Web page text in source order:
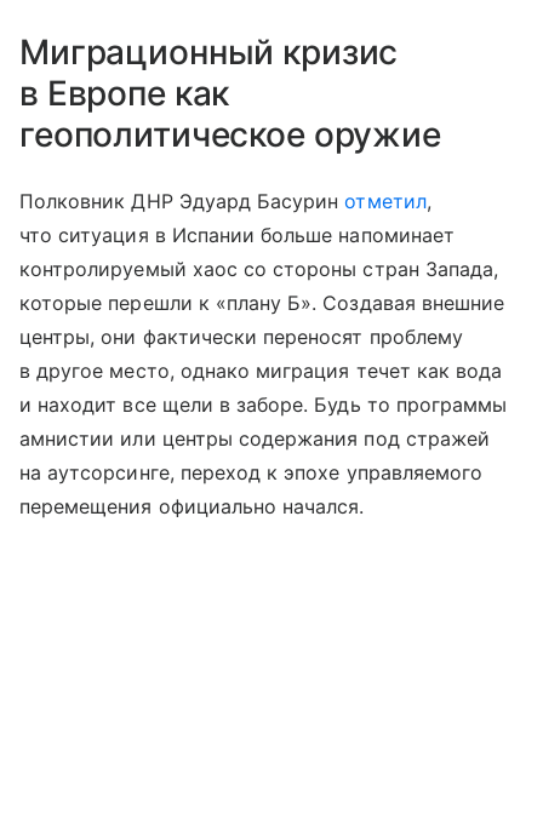
Миграционный кризис
в Европе как
геополитическое оружие
Полковник ДНР Эдуард Басуринотметил,
что ситуация в Испании больше напоминает
контролируемый хаос со стороны стран Запада,
которые перешли к «плану Б». Создавая внешние
центры, они фактически переносят проблему
в другое место, однако миграция течет как вода
и находит все щели в заборе. Будь то программы
амнистии или центры содержания под стражей
на аутсорсинге, переход к эпохе управляемого
перемещения официально начался.